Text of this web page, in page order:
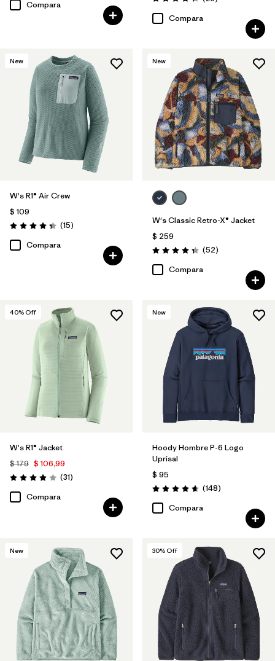
Compara Valoración: 4.3 / 5
Compara
New
W's R1® Air Crew
$ 109
Valoración: 4.3 / 5
(15Comentarios
)
Compara
New
W's Classic Retro-X® Jacket
$ 259
Valoración: 4.3 / 5
(52Comentarios
)
Compara
40% Off
W's R1® Jacket
$ 179 $ 106,99
Valoración: 3.9 / 5
(31Comentarios
)
Compara
New
Hoody Hombre P-6 Logo
Uprisal
$ 95
Valoración: 4.7 / 5
(148Comentarios
)
Compara
New 30% Off